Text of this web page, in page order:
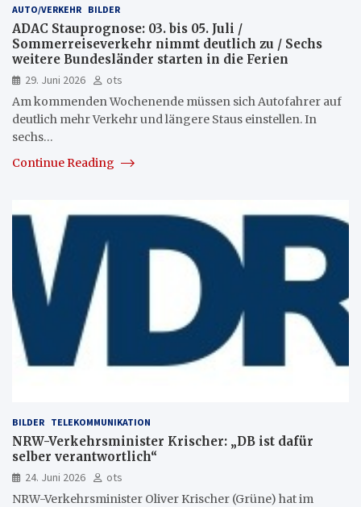
AUTO/VERKEHR BILDER
ADAC Stauprognose: 03. bis 05. Juli /
Sommerreiseverkehr nimmt deutlich zu / Sechs
weitere Bundesländer starten in die Ferien
29. Juni 2026
ots
Am kommenden Wochenende müssen sich Autofahrer auf
deutlich mehr Verkehr und längere Staus einstellen. In
sechs…
Continue Reading
BILDER TELEKOMMUNIKATION
NRW-Verkehrsminister Krischer: „DB ist dafür
selber verantwortlich“
24. Juni 2026
ots
NRW-Verkehrsminister Oliver Krischer (Grüne) hat im